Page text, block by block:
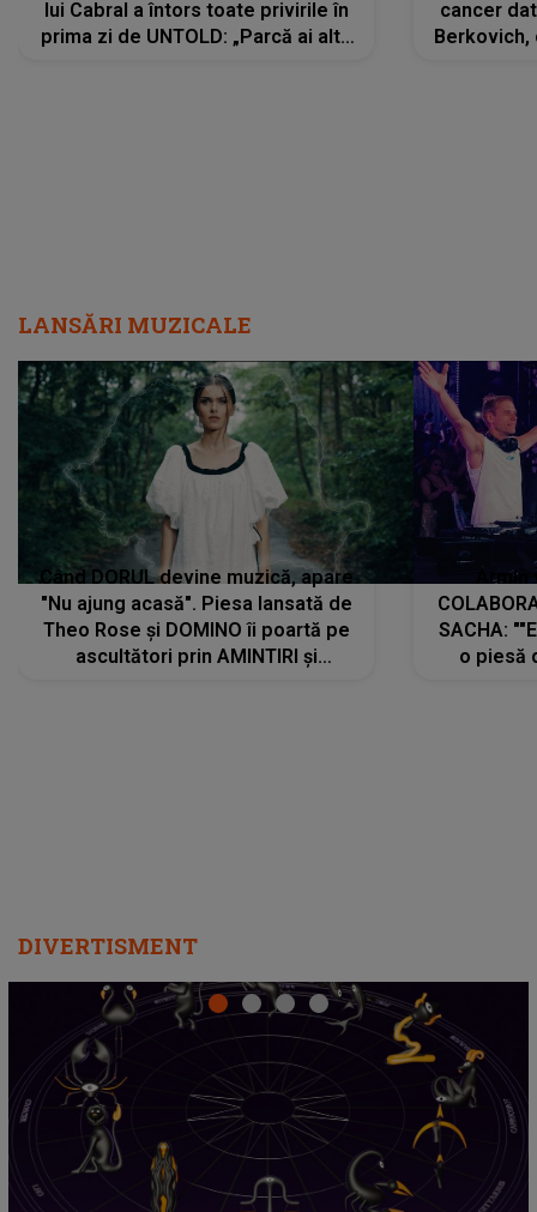
lui Cabral a întors toate privirile în
prima zi de UNTOLD: „Parcă ai altă
cancer
Berkovich,
LANSĂRI MUZICALE
Când DORUL devine muzică, apare
"Nu ajung acasă". Piesa lansată de
Theo Rose și DOMINO îi poartă pe
ascultători prin AMINTIRI și
SACHA:
o piesă
DIVERTISMENT